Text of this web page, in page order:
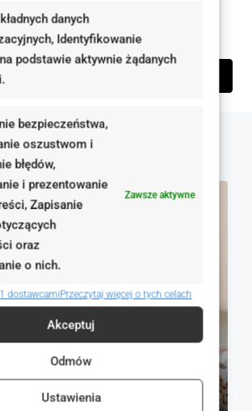
danych
Identyfikowanie
podstawie aktywnie żądanych
bezpieczeństwa,
oszustwom i
błędów,
i prezentowanie
Zapisanie
oraz
o nich.
Zawsze aktywne
dostawcamiPrzeczytaj więcej o tych celach
Akceptuj
Odmów
Ustawienia
zgadzam się z